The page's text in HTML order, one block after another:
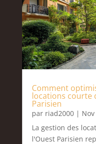
Comment
locations courte
Parisien
par riad2000|
La gestion des
l'Ouest Parisien